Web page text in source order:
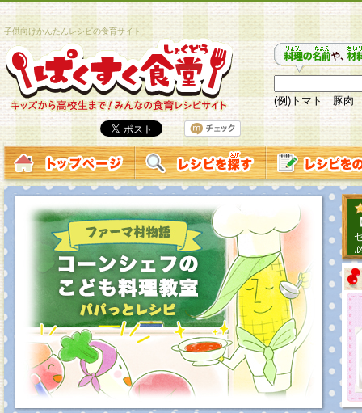
子供向けかんたんレシピの食育サイト
(例)トマト 豚肉